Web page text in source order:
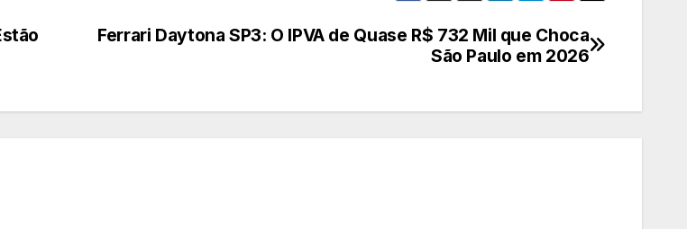
Ferrari Daytona SP3: O IPVA de Quase R$ 732 Mil que Choca
São Paulo em 2026